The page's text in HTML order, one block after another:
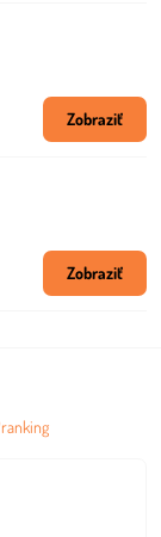
Zobraziť
Zobraziť